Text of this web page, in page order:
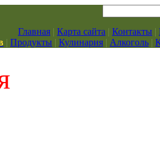
Главная | Карта сайта | Контакты |
| Продукты | Кулинария | Алкоголь |